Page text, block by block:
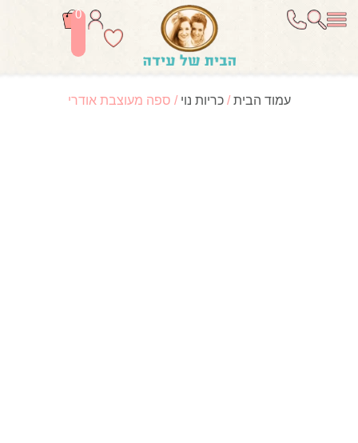
0
עמוד הבית/כריות נוי / ספה מעוצבת אודרי